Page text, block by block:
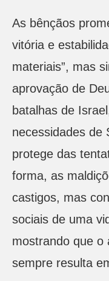
As bênçãos
vitória e
materiais”, mas
aprovação de
batalhas de
necessidades de
protege das
forma, as
castigos, mas
sociais de uma
mostrando que o
sempre resulta